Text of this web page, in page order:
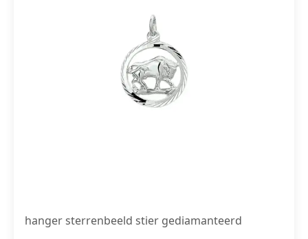
hanger sterrenbeeld stier gediamanteerd